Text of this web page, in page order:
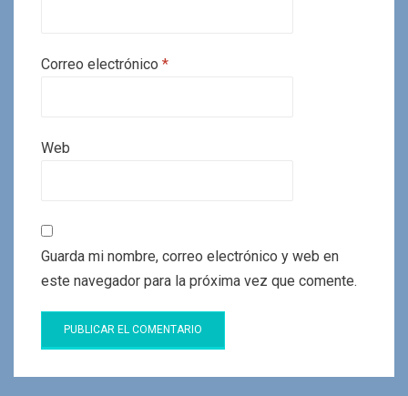
Correo electrónico *
Web
Guarda mi nombre, correo electrónico y web en
este navegador para la próxima vez que comente.